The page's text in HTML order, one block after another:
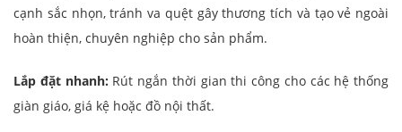
cạnh sắc nhọn, tránh va quệt gây thương tích và tạo vẻ ngoài
hoàn thiện, chuyên nghiệp cho sản phẩm.
Lắp đặt nhanh: Rút ngắn thời gian thi công cho các hệ thống
giàn giáo, giá kệ hoặc đồ nội thất.